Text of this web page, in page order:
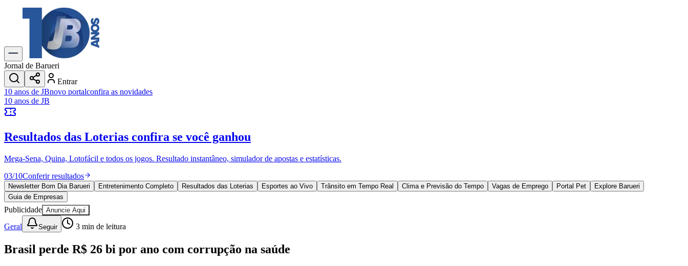
Explore Tudo
Últimas Notícias
Previsão do Tempo
Trânsito e Rotas
Dia a Dia & Lazer
Transportes
Gastronomia
Cinema & Shows
JogosNovo
Anuncie no Portal
Cadastrar Empresa
Divulgar Vagas Novo
Publicidade Legal
Política
Eleições
Esportes
Saúde
Segurança
Cultura
Obras
Educação
Jornal de Barueri
Entrar
10 anos de JBnovo portalconfira as novidades
10 anos de JB
Resultados das Loterias confira se você ganhou
Mega-Sena, Quina, Lotofácil e todos os jogos. Resultado instantâneo, simulador de apostas e estatísticas.
03/10Conferir resultados
Newsletter Bom Dia Barueri Entretenimento Completo Resultados das Loterias Esportes ao Vivo Trânsito em Tempo Real Clima e Previsão do Tempo Vagas de Emprego Portal Pet
Explore Barueri
Guia de Empresas
Publicidade Anuncie Aqui
Geral Seguir 3 min de leitura
Brasil perde R$ 26 bi por ano com corrupção na saúde